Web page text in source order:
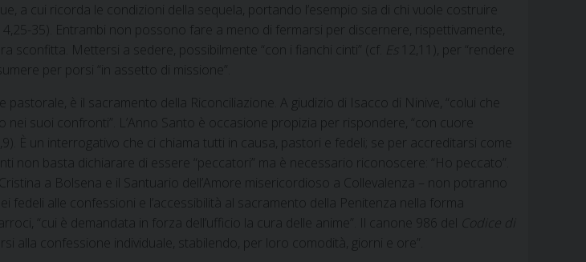
a cui ricorda le condizioni della sequela, portando l’esempio sia di chi vuole costruire
14,25-35). Entrambi non possono fare a meno di fermarsi per discernere, rispettivamente,
sconfitta. Mettersi a sedere, possibilmente “con i fianchi cinti” (cf. Es 12,11), per “rendere
per porsi “in assetto di missione”.
è il sacramento della Riconciliazione. A giudizio di Isacco di Ninive, “colui che
suoi confronti”. L’Anno Santo è occasione propizia per rispondere, “con cuore
È un interrogativo che ci chiama tutti in causa, pastori e fedeli; se per accreditarsi come
basta dichiarare di essere “peccatori” ma è necessario riconoscere: “Ho peccato”.
a Bolsena e il Santuario dell’Amore misericordioso a Collevalenza – non potranno
alle confessioni e l’accessibilità al sacramento della Penitenza nella forma
“cui è demandata in forza dell’ufficio la cura delle anime”. Il canone 986 del
Codice di
alla confessione individuale, stabilendo, per loro comodità, giorni e ore”.